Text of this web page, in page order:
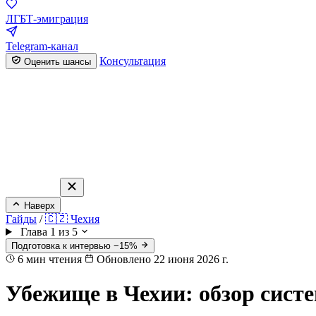
ЛГБТ-эмиграция
Telegram-канал
Оценить шансы Консультация
Наверх
Гайды / 🇨🇿 Чехия
Глава 1 из 5
Подготовка к интервью −15%
6 мин чтения Обновлено 22 июня 2026 г.
Убежище в Чехии: обзор